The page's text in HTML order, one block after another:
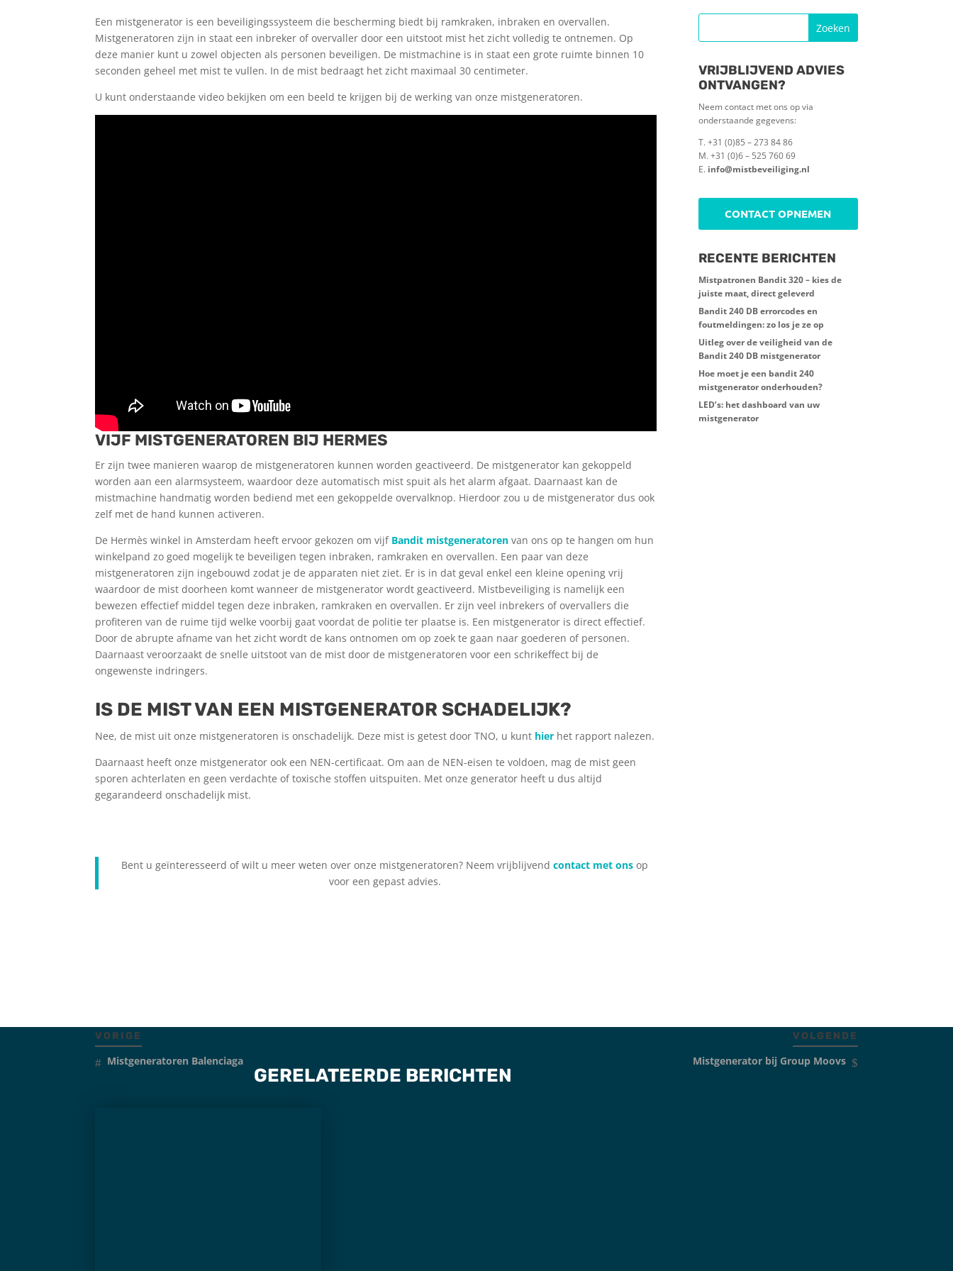
Een mistgenerator is een beveiligingssysteem die bescherming biedt bij ramkraken, inbraken en overvallen.
Mistgeneratoren zijn in staat een inbreker of overvaller door een uitstoot mist het zicht volledig te ontnemen. Op
deze manier kunt u zowel objecten als personen beveiligen. De mistmachine is in staat een grote ruimte binnen 10
seconden geheel met mist te vullen. In de mist bedraagt het zicht maximaal 30 centimeter.
U kunt onderstaande video bekijken om een beeld te krijgen bij de werking van onze mistgeneratoren.
VIJF MISTGENERATOREN BIJ HERMES
Er zijn twee manieren waarop de mistgeneratoren kunnen worden geactiveerd. De mistgenerator kan gekoppeld
worden aan een alarmsysteem, waardoor deze automatisch mist spuit als het alarm afgaat. Daarnaast kan de
mistmachine handmatig worden bediend met een gekoppelde overvalknop. Hierdoor zou u de mistgenerator dus ook
zelf met de hand kunnen activeren.
De Hermès winkel in Amsterdam heeft ervoor gekozen om vijf Bandit mistgeneratorenvan ons op te hangen om hun
winkelpand zo goed mogelijk te beveiligen tegen inbraken, ramkraken en overvallen. Een paar van deze
mistgeneratoren zijn ingebouwd zodat je de apparaten niet ziet. Er is in dat geval enkel een kleine opening vrij
waardoor de mist doorheen komt wanneer de mistgenerator wordt geactiveerd. Mistbeveiliging is namelijk een
bewezen effectief middel tegen deze inbraken, ramkraken en overvallen. Er zijn veel inbrekers of overvallers die
profiteren van de ruime tijd welke voorbij gaat voordat de politie ter plaatse is. Een mistgenerator is direct effectief.
Door de abrupte afname van het zicht wordt de kans ontnomen om op zoek te gaan naar goederen of personen.
Daarnaast veroorzaakt de snelle uitstoot van de mist door de mistgeneratoren voor een schrikeffect bij de
ongewenste indringers.
IS DE MIST VAN EEN MISTGENERATOR SCHADELIJK?
Nee, de mist uit onze mistgeneratoren is onschadelijk. Deze mist is getest door TNO, u kunt hier het rapport nalezen.
Daarnaast heeft onze mistgenerator ook een NEN-certificaat. Om aan de NEN-eisen te voldoen, mag de mist geen
sporen achterlaten en geen verdachte of toxische stoffen uitspuiten. Met onze generator heeft u dus altijd
gegarandeerd onschadelijk mist.
Bent u geïnteresseerd of wilt u meer weten over onze mistgeneratoren? Neem vrijblijvendcontact met ons op
voor een gepast advies.
VRIJBLIJVEND ADVIES
ONTVANGEN?
Neem contact met ons op via
onderstaande gegevens:
T. +31 (0)85 – 273 84 86
M. +31 (0)6 – 525 760 69
E. info@mistbeveiliging.nl
CONTACT OPNEMEN
RECENTE BERICHTEN
Mistpatronen Bandit 320 – kies de
juiste maat, direct geleverd
Bandit 240 DB errorcodes en
foutmeldingen: zo los je ze op
Uitleg over de veiligheid van de
Bandit 240 DB mistgenerator
Hoe moet je een bandit 240
mistgenerator onderhouden?
LED’s: het dashboard van uw
mistgenerator
VORIGE
Mistgeneratoren Balenciaga
VOLGENDE
Mistgenerator bij Group Moovs
GERELATEERDE BERICHTEN